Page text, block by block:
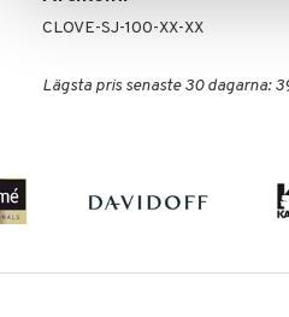
CLOVE-SJ-100-XX-XX
Lägsta pris senaste 30 dagarna: